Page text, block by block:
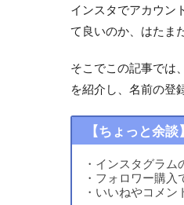
インスタでアカウン
て良いのか、はたま
そこでこの記事では
を紹介し、名前の登
【ちょっと余
・インスタグラ
・フォロワー購
・いいねやコメン